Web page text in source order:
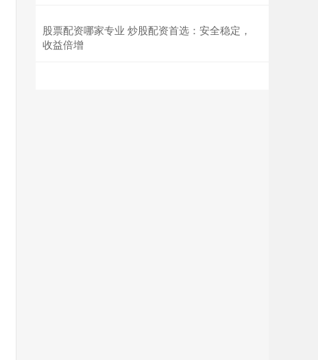
股票配资哪家专业 炒股配资首选：安全稳定，
收益倍增